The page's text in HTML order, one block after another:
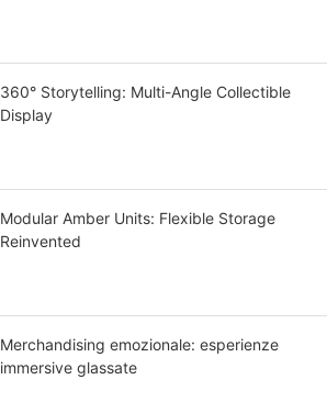
360° Storytelling: Multi-Angle Collectible
Display
Modular Amber Units: Flexible Storage
Reinvented
Merchandising emozionale: esperienze
immersive glassate